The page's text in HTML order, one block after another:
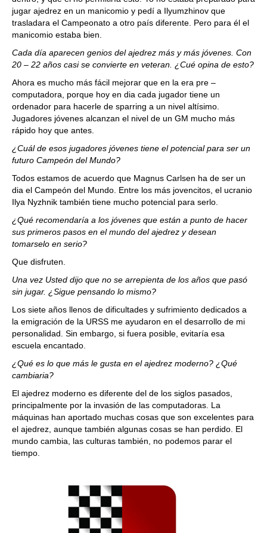
jugar ajedrez en un manicomio y pedí a Ilyumzhinov que
trasladara el Campeonato a otro país diferente. Pero para él el
manicomio estaba bien.
Cada día aparecen genios del ajedrez más y más jóvenes. Con
20 – 22 años casi se convierte en veteran. ¿Cué opina de esto?
Ahora es mucho más fácil mejorar que en la era pre –
computadora, porque hoy en dia cada jugador tiene un
ordenador para hacerle de sparring a un nivel altísimo.
Jugadores jóvenes alcanzan el nivel de un GM mucho más
rápido hoy que antes.
¿Cuál de esos jugadores jóvenes tiene el potencial para ser un
futuro Campeón del Mundo?
Todos estamos de acuerdo que Magnus Carlsen ha de ser un
dia el Campeón del Mundo. Entre los más jovencitos, el ucranio
Ilya Nyzhnik también tiene mucho potencial para serlo.
¿Qué recomendaría a los jóvenes que están a punto de hacer
sus primeros pasos en el mundo del ajedrez y desean
tomarselo en serio?
Que disfruten.
Una vez Usted dijo que no se arrepienta de los años que pasó
sin jugar. ¿Sigue pensando lo mismo?
Los siete años llenos de dificultades y sufrimiento dedicados a
la emigración de la URSS me ayudaron en el desarrollo de mi
personalidad. Sin embargo, si fuera posible, evitaría esa
escuela encantado.
¿Qué es lo que más le gusta en el ajedrez moderno? ¿Qué
cambiaria?
El ajedrez moderno es diferente del de los siglos pasados,
principalmente por la invasión de las computadoras. La
máquinas han aportado muchas cosas que son excelentes para
el ajedrez, aunque también algunas cosas se han perdido. El
mundo cambia, las culturas también, no podemos parar el
tiempo.